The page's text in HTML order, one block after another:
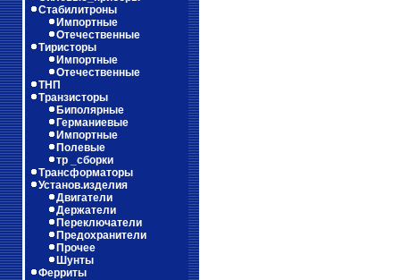
Стабилитроны
Импортные
Отечественные
Тиристоры
Импортные
Отечественные
ТНП
Транзисторы
Биполярные
Германиевые
Импортные
Полевые
тр _сборки
Трансформаторы
Установ.изделия
Двигатели
Держатели
Переключатели
Предохранители
Прочее
Шунты
Ферриты